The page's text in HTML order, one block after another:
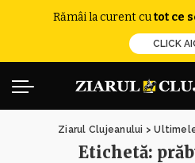
Rămâi la curent cutot ce
CLICK
Ziarul Clujeanului >
Etichetă: